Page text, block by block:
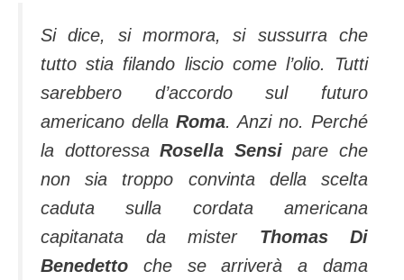
Si dice, si mormora, si sussurra che
tutto stia filando liscio come l’olio. Tutti
sareb­bero d’accordo sul futuro
americano della Ro­ma. Anzi no. Perché
la dottoressaRosella Sen­sipare che
non sia troppo con­vinta della scelta
caduta sulla cordata americana
capitanata da mister Thomas Di
Benedetto che se arriverà a dama